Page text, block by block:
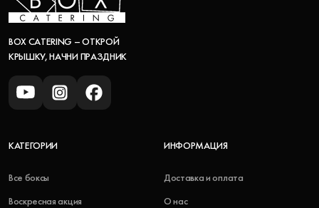
BOX CATERING – ОТКРОЙ
КРЫШКУ, НАЧНИ ПРАЗДНИК
КАТЕГОРИИ
Все боксы
Воскресная акция
ИНФОРМАЦИЯ
Доставка и оплата
О нас